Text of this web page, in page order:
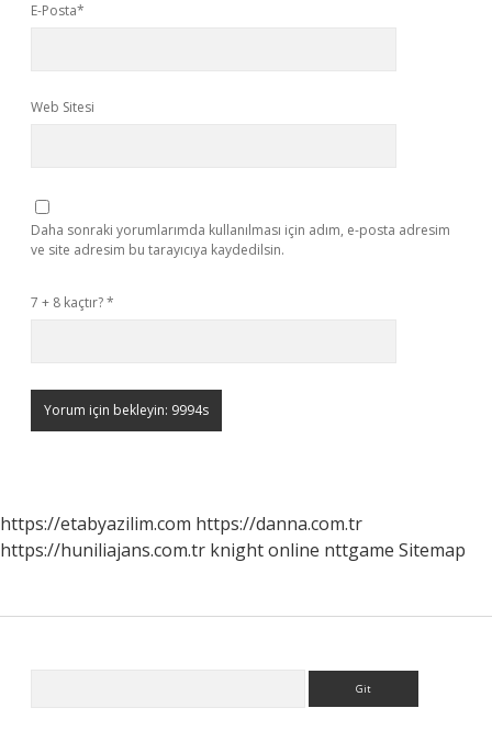
E-Posta*
Web Sitesi
Daha sonraki yorumlarımda kullanılması için adım, e-posta adresim
ve site adresim bu tarayıcıya kaydedilsin.
7 + 8 kaçtır?*
https://etabyazilim.com https://danna.com.tr
https://huniliajans.com.tr knight online nttgame Sitemap